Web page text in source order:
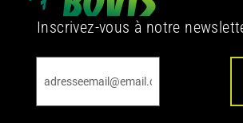
Inscrivez-vous à notre